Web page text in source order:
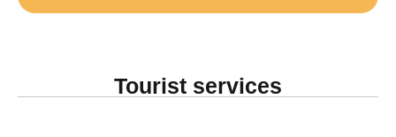
Tourist services